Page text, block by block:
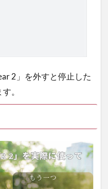
2」を外すと停止した
。